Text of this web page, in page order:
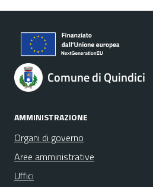
Comune di Quindici
AMMINISTRAZIONE
Organi di governo
Aree amministrative
Uffici